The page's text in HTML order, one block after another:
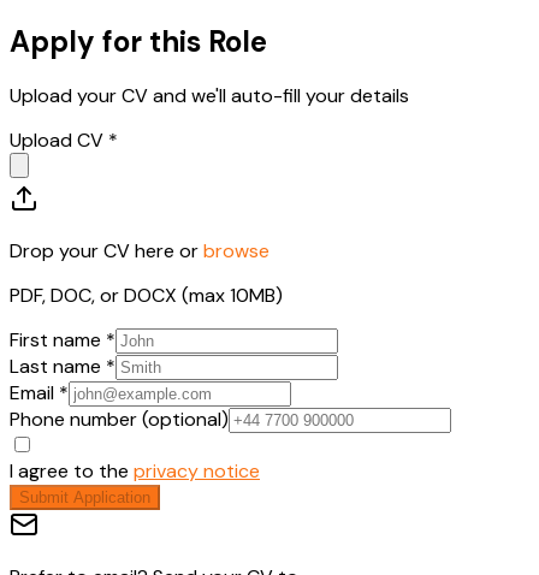
Apply for this Role
Upload your CV and we'll auto-fill your details
Upload CV *
Drop your CV here orbrowse
PDF, DOC, or DOCX (max 10MB)
First name *
Last name *
Email *
Phone number (optional)
I agree to the privacy notice
Submit Application